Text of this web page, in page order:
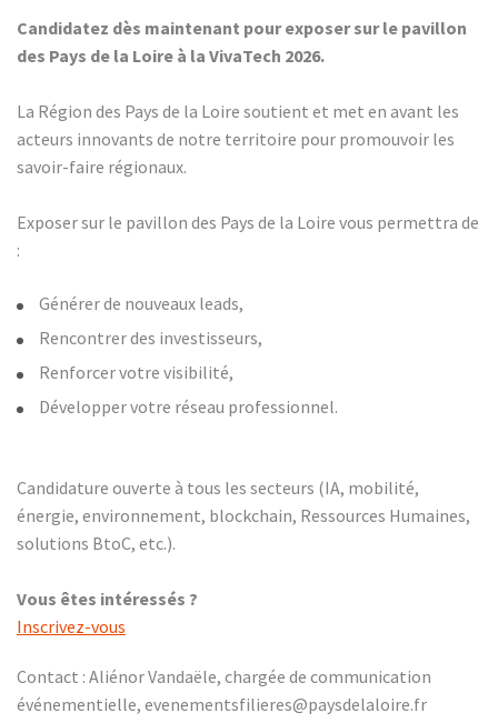
Candidatez dès maintenant pour exposer sur le pavillon
des Pays de la Loire à la VivaTech 2026.
La Région des Pays de la Loire soutient et met en avant les
acteurs innovants de notre territoire pour promouvoir les
savoir-faire régionaux.
Exposer sur le pavillon des Pays de la Loire vous permettra de
:
Générer de nouveaux leads,
Rencontrer des investisseurs,
Renforcer votre visibilité,
Développer votre réseau professionnel.
​Candidature ouverte à tous les secteurs (IA, mobilité,
énergie, environnement, blockchain, Ressources Humaines,
solutions BtoC, etc.).
Vous êtes intéressés ?
Inscrivez-vous
Contact : Aliénor Vandaële, chargée de communication
événementielle, evenementsfilieres@paysdelaloire.fr